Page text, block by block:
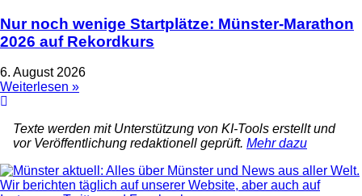
Nur noch wenige Startplätze: Münster-Marathon
2026 auf Rekordkurs
6. August 2026
Weiterlesen »
Texte werden mit Unterstützung von KI-Tools erstellt und
vor Veröffentlichung redaktionell geprüft. Mehr dazu